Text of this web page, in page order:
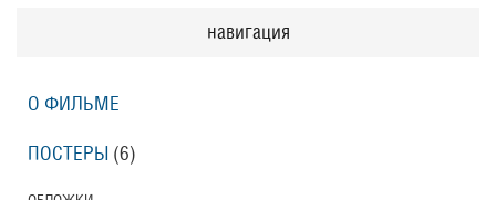
навигация
О ФИЛЬМЕ
ПОСТЕРЫ (6)